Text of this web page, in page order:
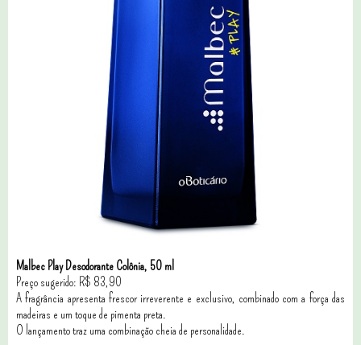
Malbec Play Desodorante Colônia, 50 ml
Preço sugerido: R$ 83,90
A fragrância apresenta frescor irreverente e exclusivo, combinado com a força das
madeiras e um toque de pimenta preta.
O lançamento traz uma combinação cheia de personalidade.